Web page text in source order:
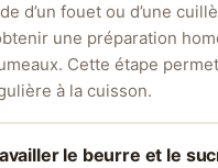
d’un fouet ou d’une
une préparation
Cette étape
à la cuisson.
le beurre et le